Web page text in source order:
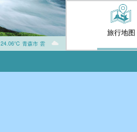
24.06℃ 青森市 雲
旅行地图